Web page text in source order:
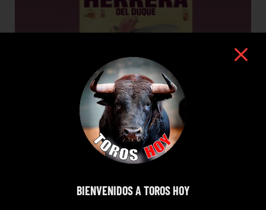
BIENVENIDOS A TOROS HOY